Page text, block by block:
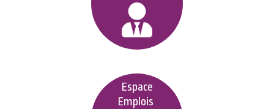
Espace
Emplois